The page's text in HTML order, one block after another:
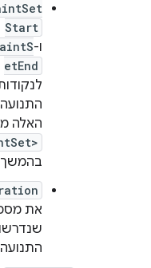
Start
ו-
etEnd
האלה
בהמשך
את